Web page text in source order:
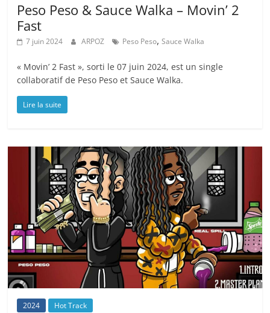
Peso Peso & Sauce Walka – Movin’ 2
Fast
7 juin 2024 ARPOZ Peso Peso,Sauce Walka
« Movin’ 2 Fast », sorti le 07 juin 2024, est un single
collaboratif de Peso Peso et Sauce Walka.
Lire la suite
2024 Hot Track